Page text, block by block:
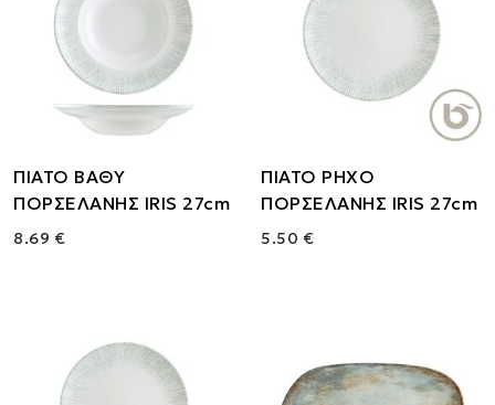
ΠΙΑΤΟ ΒΑΘΥ
ΠΟΡΣΕΛΑΝΗΣ IRIS 27cm
8.69 €
ΠΙΑΤΟ ΡΗΧΟ
ΠΟΡΣΕΛΑΝΗΣ IRIS 27cm
5.50 €